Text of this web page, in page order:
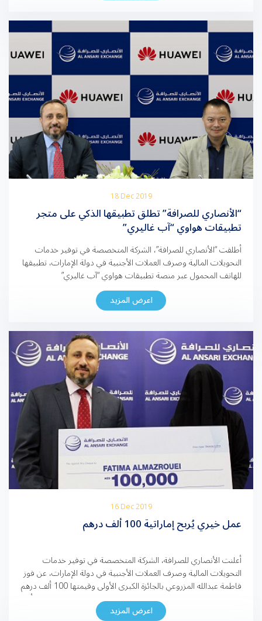
18 Dec 2019
“الأنصاري للصرافة” تطلق تطبيقها الذكي على متجر
تطبيقات هواوي “آب غاليري”
أطلقت “الأنصاري للصرافة”، الشركة المتخصصة في توفير خدمات
التحويلات المالية وصرف العملات الأجنبية في دولة الإمارات، تطبيقها
للهاتف المحمول عبر منصة تطبيقات هواوي “آب غاليري”
(AppGallery)، في إنجاز جديد يضاف إلى سلسلة المبادرات الرقمية
التي تطلقها الشركة. وقال محمد بيطار، نائب المدير العام لشركة
“الأنصاري للصرافة”: “في ظل التطورات المتلاحقة التي يشهدها العالم
الرقمي اليوم، […]
اعرض المزيد
16 Dec 2019
عمل خيري يُربح إماراتية 100 ألف درهم
أعلنت الأنصاري للصرافة، الشركة المتخصصة في توفير خدمات
التحويلات المالية وصرف العملات الأجنبية في دولة الإمارات، عن فوز
فاطمة عبدالله المزروعي بالجائزة الكبرى الأولى وقيمتها 100 ألف درهم
إماراتي خلال الحملة الترويجية لتطبيق الشركة الذكي. وتعتبر فاطمة أول
سيدة تفوز بالجائزة ضمن هذه الحملة، بعد قيامها بإرسال حوالة مالية
اعرض المزيد